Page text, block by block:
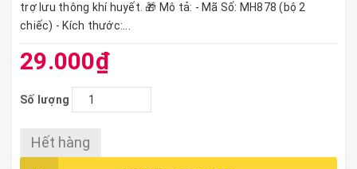
trợ lưu thông khí huyết. 🎁 Mô tả: - Mã Số: MH878 (bộ 2
chiếc) - Kích thước:...
29.000₫
Số lượng
Hết hàng